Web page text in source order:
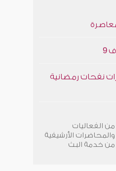
9
من الفعاليات
والمحاضرات الأرشيفية
من خدمة البث